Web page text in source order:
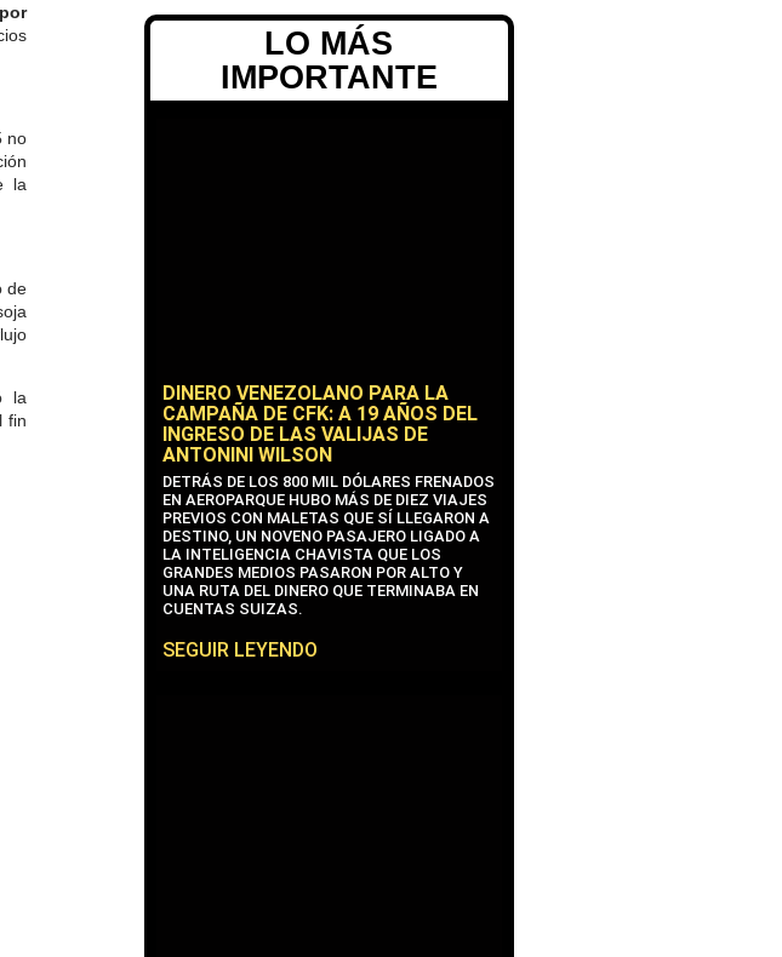
no
la
de
la
fin
LO MÁS
IMPORTANTE
DINERO VENEZOLANO PARA LA
CAMPAÑA DE CFK: A 19 AÑOS DEL
INGRESO DE LAS VALIJAS DE
ANTONINI WILSON
DETRÁS DE LOS 800 MIL DÓLARES FRENADOS
EN AEROPARQUE HUBO MÁS DE DIEZ VIAJES
PREVIOS CON MALETAS QUE SÍ LLEGARON A
DESTINO, UN NOVENO PASAJERO LIGADO A
LA INTELIGENCIA CHAVISTA QUE LOS
GRANDES MEDIOS PASARON POR ALTO Y
UNA RUTA DEL DINERO QUE TERMINABA EN
CUENTAS SUIZAS.
SEGUIR LEYENDO